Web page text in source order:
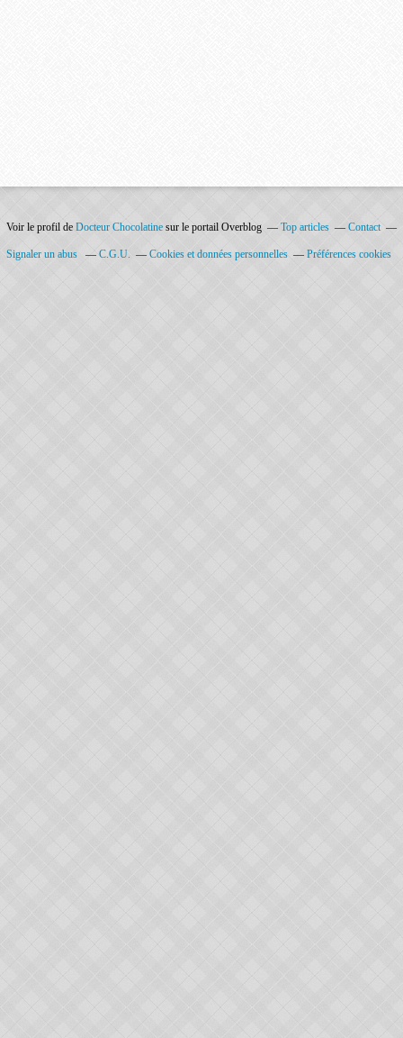
Voir le profil de Docteur Chocolatine sur le portail Overblog Top articles Contact
Signaler un abus C.G.U. Cookies et données personnelles Préférences cookies